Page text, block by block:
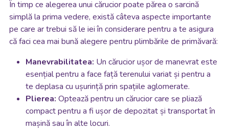
În timp ce alegerea unui cărucior poate părea o sarcină
simplă la prima vedere, există câteva aspecte importante
pe care ar trebui să le iei în considerare pentru a te asigura
că faci cea mai bună alegere pentru plimbările de primăvară:
Manevrabilitatea: Un cărucior ușor de manevrat este
esențial pentru a face față terenului variat și pentru a
te deplasa cu ușurință prin spațiile aglomerate.
Plierea: Optează pentru un cărucior care se pliază
compact pentru a fi ușor de depozitat și transportat în
mașină sau în alte locuri.